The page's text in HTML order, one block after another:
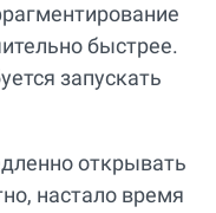
быстрее.
запускать
открывать
настало время